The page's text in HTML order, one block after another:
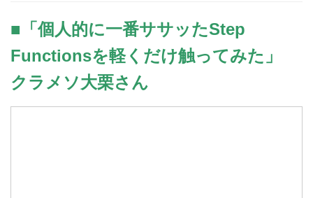
■「個人的に一番ササッたStep
Functionsを軽くだけ触ってみた」
クラメソ大栗さん